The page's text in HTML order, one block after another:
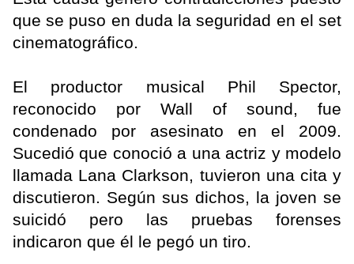
que se puso en duda la seguridad en el set
cinematográfico.
El productor musical Phil Spector,
reconocido por Wall of sound, fue
condenado por asesinato en el 2009.
Sucedió que conoció a una actriz y modelo
llamada Lana Clarkson, tuvieron una cita y
discutieron. Según sus dichos, la joven se
suicidó pero las pruebas forenses
indicaron que él le pegó un tiro.